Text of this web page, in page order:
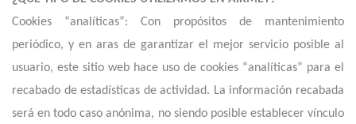
Cookies “analíticas”: Con propósitos de mantenimiento
periódico, y en aras de garantizar el mejor servicio posible al
usuario, este sitio web hace uso de cookies “analíticas” para el
recabado de estadísticas de actividad. La información recabada
será en todo caso anónima, no siendo posible establecer vínculo